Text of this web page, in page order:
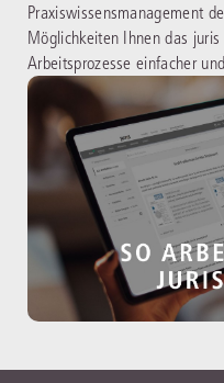
Praxiswissensmanagement
Möglichkeiten Ihnen das
Arbeitsprozesse einfacher